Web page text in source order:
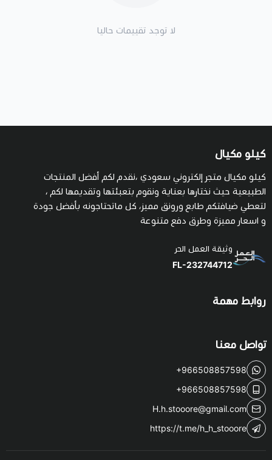
لا توجد تقييمات حاليا
كيلو مكيال
كيلو مكيال متجر إلكتروني سعودي ،نقدم لكم أفضل المنتجات
الطبيعية حيث نختارها بعناية ونقوم بتعبئتها وتقديمها لكم ،
لتعطي ضيافتكم طابع ورونق مميز، كل ماتحتاجونه بأفضل جودة
و اسعار مميزة وطرق دفع متنوعة
وثيقة العمل الحر
FL-232744712
روابط مهمة
تواصل معنا
+966508857598
+966508857598
H.h.stooore@gmail.com
https://t.me/h_h_stooore